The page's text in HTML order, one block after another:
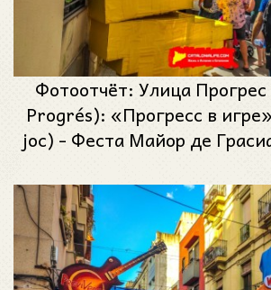
Фотоотчёт: Улица
Progrés): «Прогресс в
joc) - Феста Майор де